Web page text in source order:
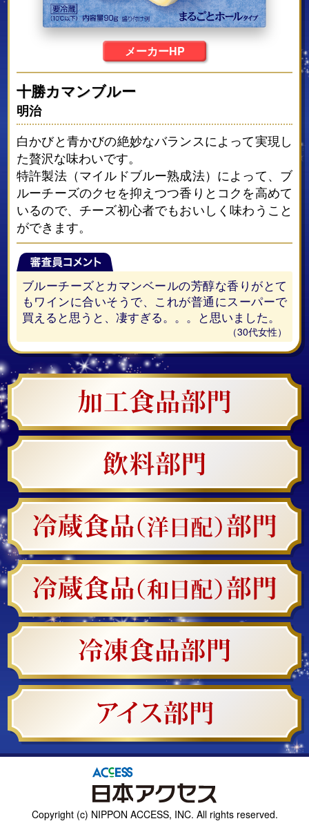
メーカーHP
十勝カマンブルー
明治
白かびと青かびの絶妙なバランスによって実現し
た贅沢な味わいです。
特許製法（マイルドブルー熟成法）によって、ブ
ルーチーズのクセを抑えつつ香りとコクを高めて
いるので、チーズ初心者でもおいしく味わうこと
ができます。
ブルーチーズとカマンベールの芳醇な香りがとて
もワインに合いそうで、これが普通にスーパーで
買えると思うと、凄すぎる。。。と思いました。
（30代女性）
Copyright (c) NIPPON ACCESS, INC. All rights reserved.